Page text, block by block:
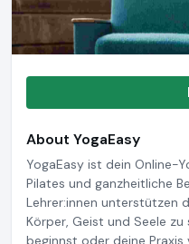
About YogaEasy
YogaEasy ist dein Online-
Pilates und ganzheitliche
Lehrer:innen unterstützen
Körper, Geist und Seele
beginnst oder deine